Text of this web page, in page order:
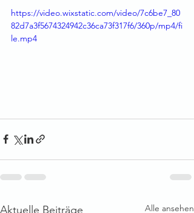
https://video.wixstatic.com/video/7c6be7_80
82d7a3f5674324942c36ca73f317f6/360p/mp4/fi
le.mp4
Aktuelle Beiträge Alle ansehen